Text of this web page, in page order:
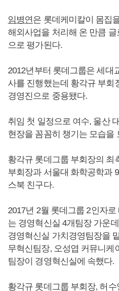
임병연은 롯데케미칼이 몸집
해외사업을 처리해 온 만큼
으로 평가된다.
2012년부터 롯데그룹은 세대
사를 진행했는데 황각규 부회
경영진으로 중용됐다.
취임 첫 일정으로 여수, 울산
현장을 꼼꼼히 챙기는 모습을
황각규 롯데그룹 부회장의 최
부회장과 서울대 화학공학과
스북 친구다.
2017년 2월 롯데그룹 2인자
는 경영혁신실 4개팀장 가운
경영혁신실 가치경영팀장을
무혁신팀장, 오성엽 커뮤니케
팀장이 경영혁신실에 속했다.
황각규 롯데그룹 부회장, 허수